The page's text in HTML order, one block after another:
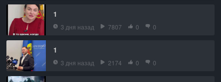
1
3 дня назад 7807 0 0
1
3 дня назад 2174 0 0